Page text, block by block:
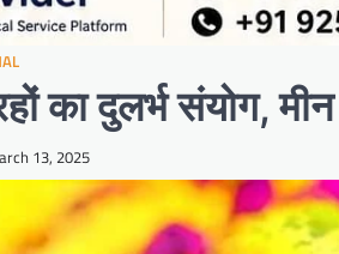
का दुलर्भ संयोग,
13, 2025